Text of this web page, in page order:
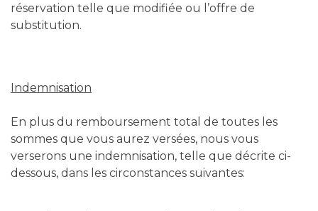
réservation telle que modifiée ou l’offre de
substitution.
Indemnisation
En plus du remboursement total de toutes les
sommes que vous aurez versées, nous vous
verserons une indemnisation, telle que décrite ci-
dessous, dans les circonstances suivantes: